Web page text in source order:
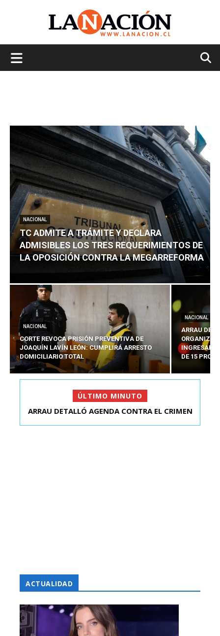
NACIONAL
TC ADMITE A TRÁMITE Y DECLARA
ADMISIBLES LOS TRES REQUERIMIENTOS DE
LA OPOSICIÓN CONTRA LA MEGARREFORMA
NACIONAL
CORTE REVOCA PRISIÓN PREVENTIVA DE
JOAQUÍN LAVÍN LEÓN: CUMPLIRÁ ARRESTO
DOMICILIARIO TOTAL
NACIONAL
ARRAU
INGRESARÁ
DE 15
ÚLTIMO MINUTO
ARRAU DETALLÓ AGENDA CONTRA EL CRIMEN
ACTUALIDAD